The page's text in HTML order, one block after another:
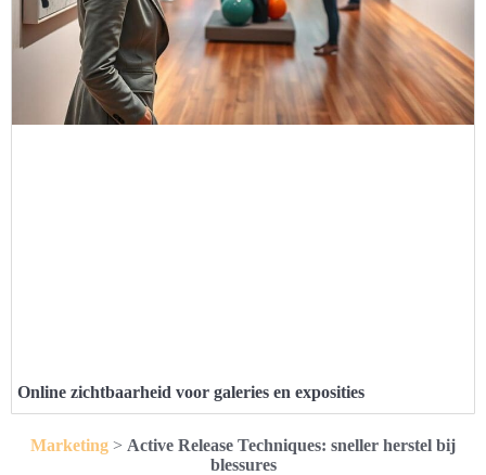
Online zichtbaarheid voor galeries en exposities
Marketing > Active Release Techniques: sneller herstel bij
blessures